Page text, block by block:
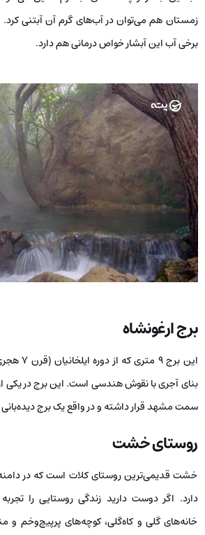
زمستان هم می‌توان در آب‌های گرم آن آبتنی کرد.
برخی آب این آبشار خواص درمانی هم دارد.
برج ارغونشاه
این برج ۹
بنای آجری با نقوش هندسی است. این برج در یکی
سمت مشهد قرار داشته و در واقع یک برج
روستای خشت
خشت قدیمی‌ترین روستای کلات است که در
دارد. اگر دوست دارید زندگی روستایی را
خانه‌های گلی و کاه‌گلی، کوچه‌های پرپیچ‌وخم و